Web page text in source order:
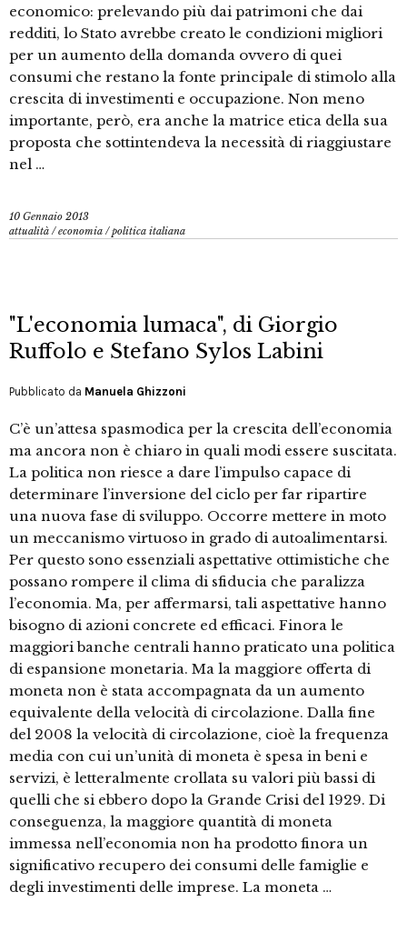
economico: prelevando più dai patrimoni che dai
redditi, lo Stato avrebbe creato le condizioni migliori
per un aumento della domanda ovvero di quei
consumi che restano la fonte principale di stimolo alla
crescita di investimenti e occupazione. Non meno
importante, però, era anche la matrice etica della sua
proposta che sottintendeva la necessità di riaggiustare
nel …
10 Gennaio 2013
attualità /economia /politica italiana
"L'economia lumaca", di Giorgio
Ruffolo e Stefano Sylos Labini
Pubblicato da Manuela Ghizzoni
C’è un’attesa spasmodica per la crescita dell’economia
ma ancora non è chiaro in quali modi essere suscitata.
La politica non riesce a dare l’impulso capace di
determinare l’inversione del ciclo per far ripartire
una nuova fase di sviluppo. Occorre mettere in moto
un meccanismo virtuoso in grado di autoalimentarsi.
Per questo sono essenziali aspettative ottimistiche che
possano rompere il clima di sfiducia che paralizza
l’economia. Ma, per affermarsi, tali aspettative hanno
bisogno di azioni concrete ed efficaci. Finora le
maggiori banche centrali hanno praticato una politica
di espansione monetaria. Ma la maggiore offerta di
moneta non è stata accompagnata da un aumento
equivalente della velocità di circolazione. Dalla fine
del 2008 la velocità di circolazione, cioè la frequenza
media con cui un’unità di moneta è spesa in beni e
servizi, è letteralmente crollata su valori più bassi di
quelli che si ebbero dopo la Grande Crisi del 1929. Di
conseguenza, la maggiore quantità di moneta
immessa nell’economia non ha prodotto finora un
significativo recupero dei consumi delle famiglie e
degli investimenti delle imprese. La moneta …